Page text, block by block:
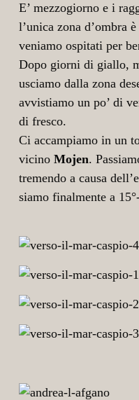
E’ mezzogiorno e i
l’unica zona d’ombra
veniamo ospitati per
Dopo giorni di giallo,
usciamo dalla zona
avvistiamo un po’ di
di fresco.
Ci accampiamo in un
vicino Mojen.
tremendo a causa
siamo finalmente a